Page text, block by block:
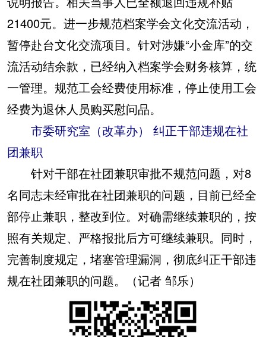
21400元。进一步规范档案学会文化交流活动，
暂停赴台文化交流项目。针对涉嫌“小金库”的交
流活动结余款，已经纳入档案学会财务核算，统
一管理。规范工会经费使用标准，停止使用工会
经费为退休人员购买慰问品。
市委研究室（改革办） 纠正干部违规在社
团兼职
针对干部在社团兼职审批不规范问题，对8
名同志未经审批在社团兼职的问题，目前已经全
部停止兼职，整改到位。对确需继续兼职的，按
照有关规定、严格报批后方可继续兼职。同时，
完善制度规定，堵塞管理漏洞，彻底纠正干部违
规在社团兼职的问题。（记者 邹乐）